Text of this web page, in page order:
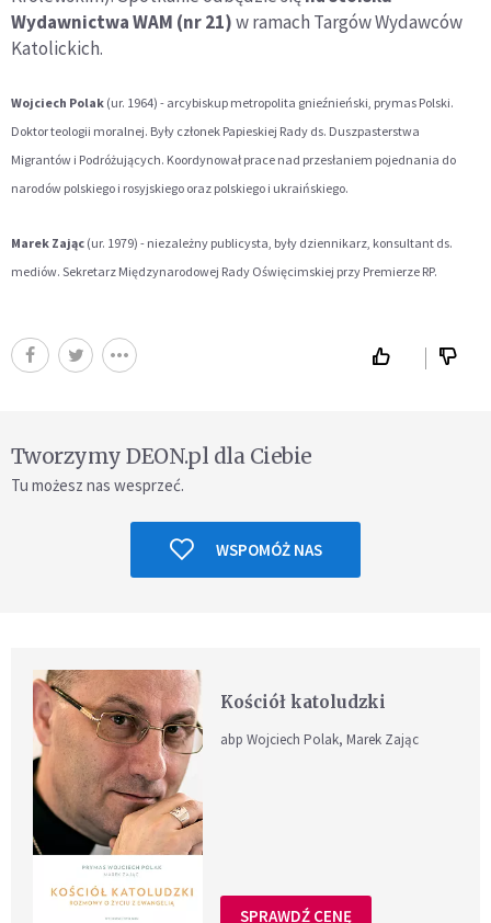
Wydawnictwa WAM (nr 21)w ramach Targów Wydawców
Katolickich.
Wojciech Polak (ur. 1964) - arcybiskup metropolita gnieźnieński, prymas Polski.
Doktor teologii moralnej. Były członek Papieskiej Rady ds. Duszpasterstwa
Migrantów i Podróżujących. Koordynował prace nad przesłaniem pojednania do
narodów polskiego i rosyjskiego oraz polskiego i ukraińskiego.
Marek Zając (ur. 1979) - niezależny publicysta, były dziennikarz, konsultant ds.
mediów. Sekretarz Międzynarodowej Rady Oświęcimskiej przy Premierze RP.
Tworzymy DEON.pl dla Ciebie
Tu możesz nas wesprzeć.
WSPOMÓŻ NAS
Kościół katoludzki
abp Wojciech Polak, Marek Zając
SPRAWDŹ CENĘ